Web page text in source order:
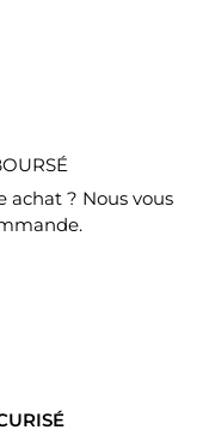
achat ? Nous vous